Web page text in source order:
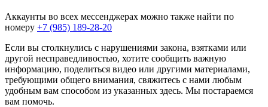
Аккаунты во всех мессенджерах можно также найти по
номеру +7 (985) 189-28-20
Если вы столкнулись с нарушениями закона, взятками или
другой несправедливостью, хотите сообщить важную
информацию, поделиться видео или другими материалами,
требующими общего внимания, свяжитесь с нами любым
удобным вам способом из указанных здесь. Мы постараемся
вам помочь.